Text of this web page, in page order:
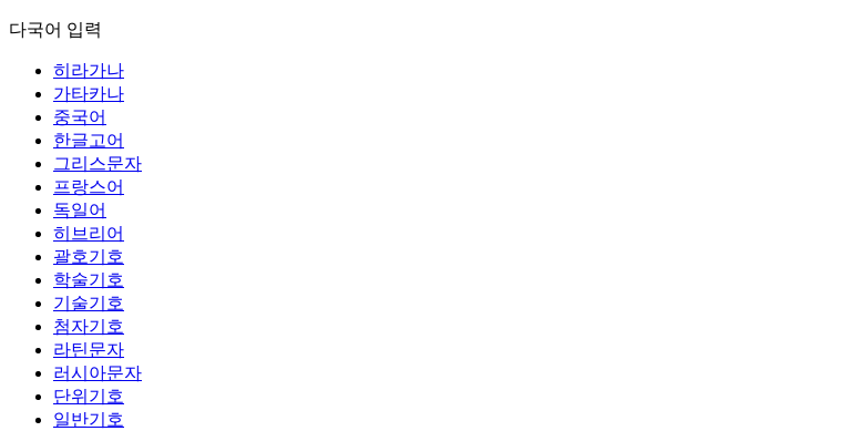
다국어 입력
히라가나
가타카나
중국어
한글고어
그리스문자
프랑스어
독일어
히브리어
괄호기호
학술기호
기술기호
첨자기호
라틴문자
러시아문자
단위기호
일반기호